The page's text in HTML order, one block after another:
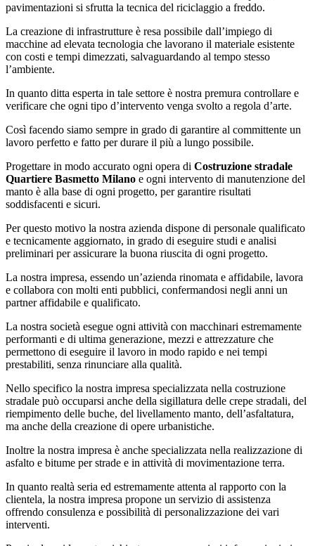
pavimentazioni si sfrutta la tecnica del riciclaggio a freddo.
La creazione di infrastrutture è resa possibile dall’impiego di
macchine ad elevata tecnologia che lavorano il materiale esistente
con costi e tempi dimezzati, salvaguardando al tempo stesso
l’ambiente.
In quanto ditta esperta in tale settore è nostra premura controllare e
verificare che ogni tipo d’intervento venga svolto a regola d’arte.
Così facendo siamo sempre in grado di garantire al committente un
lavoro perfetto e fatto per durare il più a lungo possibile.
Progettare in modo accurato ogni opera di Costruzione stradale
Quartiere Basmetto Milano e ogni intervento di manutenzione del
manto è alla base di ogni progetto, per garantire risultati
soddisfacenti e sicuri.
Per questo motivo la nostra azienda dispone di personale qualificato
e tecnicamente aggiornato, in grado di eseguire studi e analisi
preliminari per assicurare la buona riuscita di ogni progetto.
La nostra impresa, essendo un’azienda rinomata e affidabile, lavora
e collabora con molti enti pubblici, confermandosi negli anni un
partner affidabile e qualificato.
La nostra società esegue ogni attività con macchinari estremamente
performanti e di ultima generazione, mezzi e attrezzature che
permettono di eseguire il lavoro in modo rapido e nei tempi
prestabiliti, senza rinunciare alla qualità.
Nello specifico la nostra impresa specializzata nella costruzione
stradale può occuparsi anche della sigillatura delle crepe stradali, del
riempimento delle buche, del livellamento manto, dell’asfaltatura,
ma anche della creazione di opere urbanistiche.
Inoltre la nostra impresa è anche specializzata nella realizzazione di
asfalto e bitume per strade e in attività di movimentazione terra.
In quanto realtà seria ed estremamente attenta al rapporto con la
clientela, la nostra impresa propone un servizio di assistenza
offrendo consulenza e possibilità di personalizzazione dei vari
interventi.